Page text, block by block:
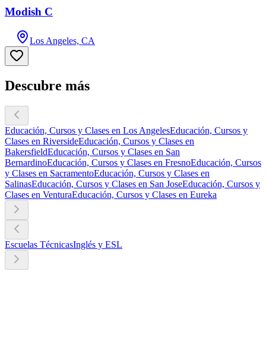
Modish C
Los Angeles, CA
Descubre más
Educación, Cursos y Clases en Los AngelesEducación, Cursos y
Clases en RiversideEducación, Cursos y Clases en
BakersfieldEducación, Cursos y Clases en San
BernardinoEducación, Cursos y Clases en FresnoEducación, Cursos
y Clases en SacramentoEducación, Cursos y Clases en
SalinasEducación, Cursos y Clases en San JoseEducación, Cursos y
Clases en VenturaEducación, Cursos y Clases en Eureka
Escuelas TécnicasInglés y ESL